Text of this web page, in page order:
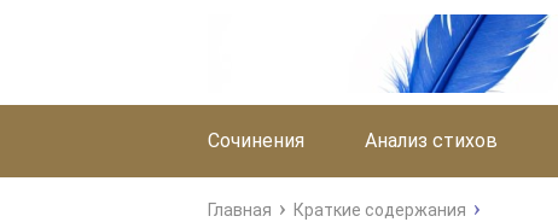
Сочинения Анализ стихов
Главная Краткие содержания